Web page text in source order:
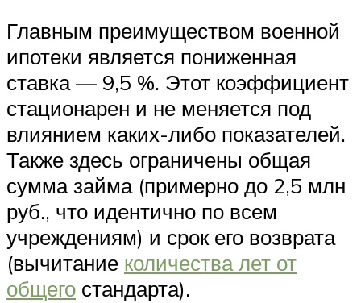
Главным преимуществом военной
ипотеки является пониженная
ставка — 9,5 %. Этот коэффициент
стационарен и не меняется под
влиянием каких-либо показателей.
Также здесь ограничены общая
сумма займа (примерно до 2,5 млн
руб., что идентично по всем
учреждениям) и срок его возврата
(вычитание количества лет от
общего стандарта).